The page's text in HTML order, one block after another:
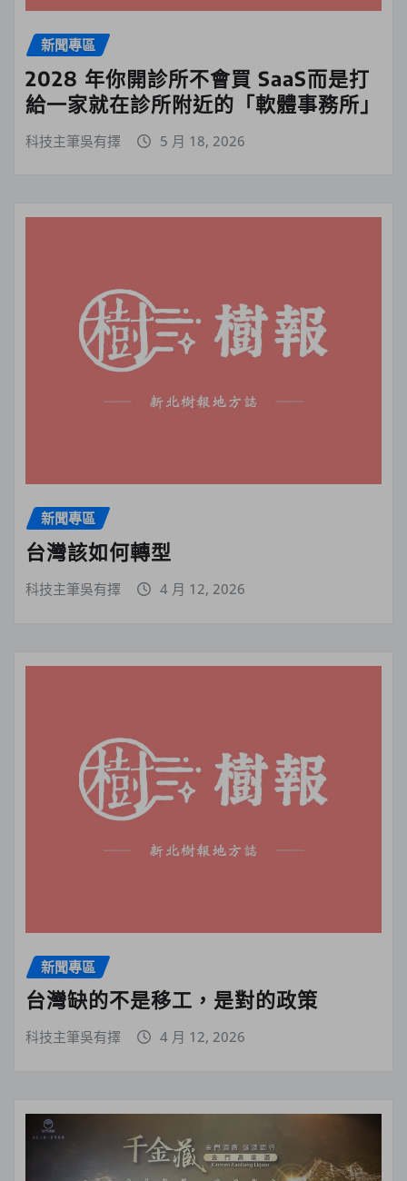
新聞專區
2028 年你開診所不會買 SaaS而是打
給一家就在診所附近的「軟體事務所」
科技主筆吳有擇 5 月 18, 2026
新聞專區
台灣該如何轉型
科技主筆吳有擇 4 月 12, 2026
新聞專區
台灣缺的不是移工，是對的政策
科技主筆吳有擇 4 月 12, 2026